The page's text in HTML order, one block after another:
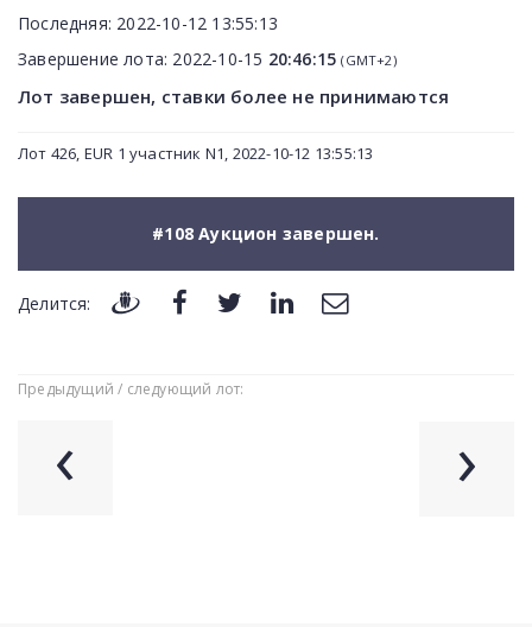
Последняя: 2022-10-12 13:55:13
Завершение лота: 2022-10-15 20:46:15 (GMT+2)
Лот завершен, ставки более не принимаются
Лот 426, EUR 1 участник N1, 2022-10-12 13:55:13
#108 Аукцион завершен.
Делится:
Предыдущий / следующий лот:
‹ ›